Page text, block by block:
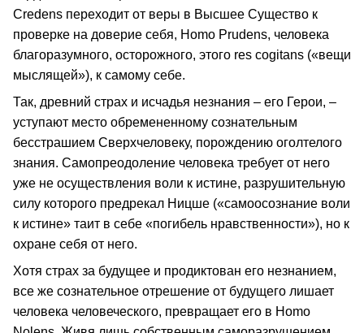
Credens переходит от веры в Высшее Существо к
проверке на доверие себя, Homo Prudens, человека
благоразумного, осторожного, этого res cogitans («вещи
мыслящей»), к самому себе.
Так, древний страх и исчадья незнания – его Герои, –
уступают место обремененному сознательным
бесстрашием Сверхчеловеку, порождению оголтелого
знания. Самопреодоление человека требует от него
уже не осуществления воли к истине, разрушительную
силу которого предрекал Ницше («самоосознание воли
к истине» таит в себе «погибель нравственности»), но к
охране себя от него.
Хотя страх за будущее и продиктован его незнанием,
все же сознательное отрешение от будущего лишает
человека человеческого, превращает его в Homo